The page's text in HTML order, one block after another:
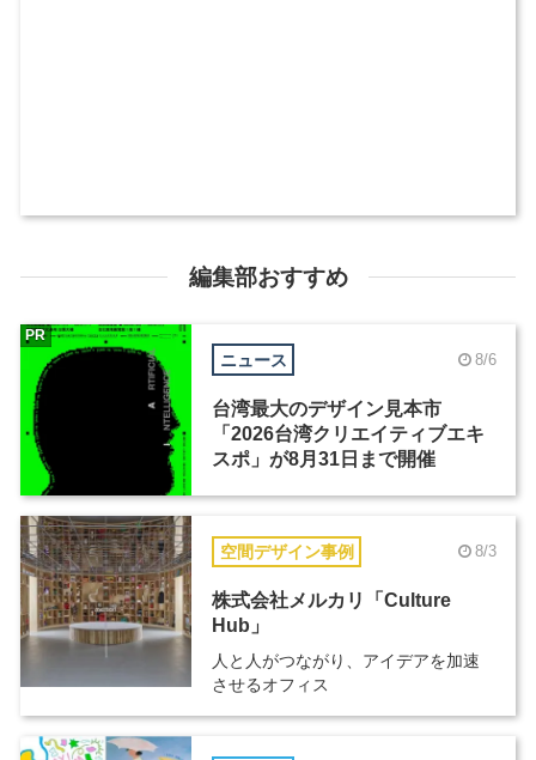
編集部おすすめ
ニュース 8/6
台湾最大のデザイン見本市
「2026台湾クリエイティブエキ
スポ」が8月31日まで開催
PR
空間デザイン事例 8/3
株式会社メルカリ「Culture
Hub」
人と人がつながり、アイデアを加速
させるオフィス